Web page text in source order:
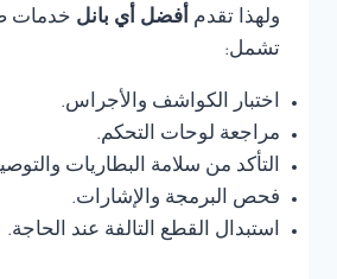
ولهذا تقدم أفضل أي بانل خدمات
تشمل:
اختبار الكواشف والأجراس.
مراجعة لوحات التحكم.
التأكد من سلامة البطاريات
فحص البرمجة والإشارات.
استبدال القطع التالفة عند الحاجة.